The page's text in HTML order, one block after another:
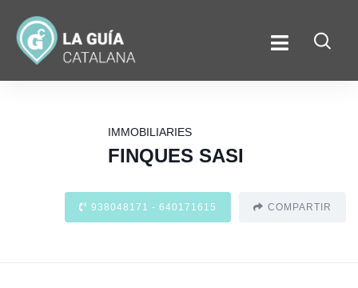
IMMOBILIARIES
FINQUES SASI
938048171 - 640171615 COMPARTIR